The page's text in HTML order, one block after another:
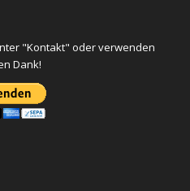
"Kontakt" oder verwenden
Dank!